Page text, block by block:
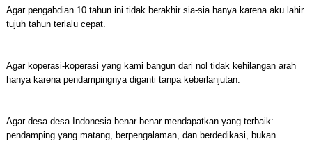
Agar pengabdian 10 tahun ini tidak berakhir sia-sia hanya karena aku lahir
tujuh tahun terlalu cepat.
Agar koperasi-koperasi yang kami bangun dari nol tidak kehilangan arah
hanya karena pendampingnya diganti tanpa keberlanjutan.
Agar desa-desa Indonesia benar-benar mendapatkan yang terbaik:
pendamping yang matang, berpengalaman, dan berdedikasi, bukan